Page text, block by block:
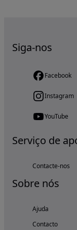
Siga-nos
Facebook
Instagram
YouTube
Serviço de
Contacte-nos
Sobre nós
Ajuda
Contacto